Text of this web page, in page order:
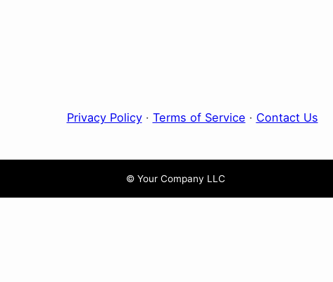
Privacy Policy· Terms of Service · Contact Us
© Your Company LLC